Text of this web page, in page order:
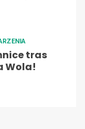
tras
Wola!